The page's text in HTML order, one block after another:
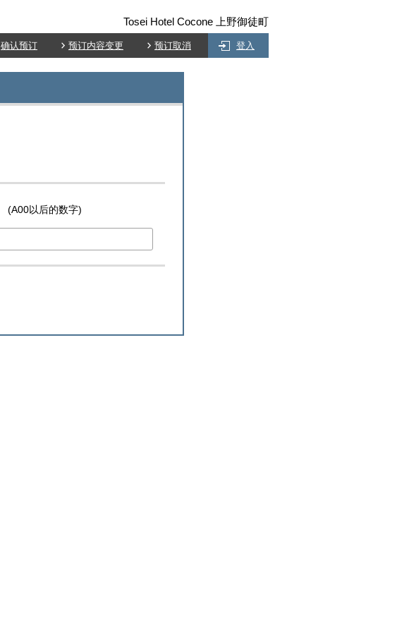
Tosei Hotel Cocone 上野御徒町
确认预订 预订内容变更 预订取消 登入
(A00以后的数字)